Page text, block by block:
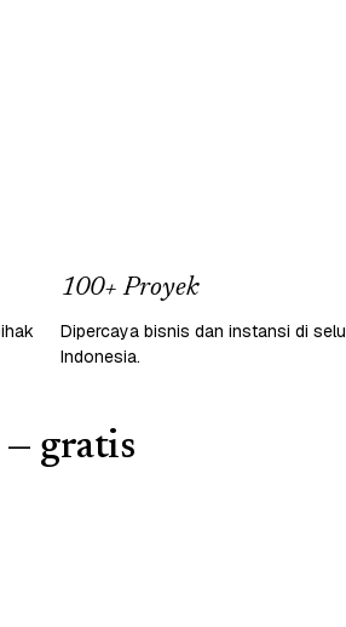
100+ Proyek
Dipercaya bisnis dan instansi di
Indonesia.
— gratis